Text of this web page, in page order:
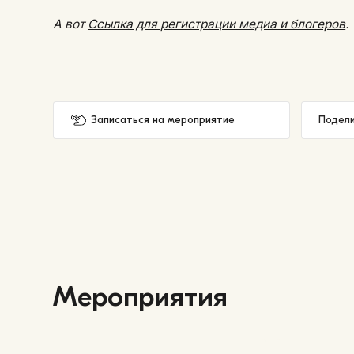
А вот Ссылка для регистрации медиа и блогеров.
Записаться на мероприятие
Мероприятия